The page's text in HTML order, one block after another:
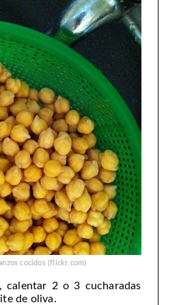
cocidos (flickr.com)
calentar 2 o 3 cucharadas
de oliva.